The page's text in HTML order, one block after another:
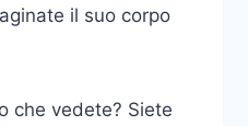
il suo corpo
che vedete? Siete